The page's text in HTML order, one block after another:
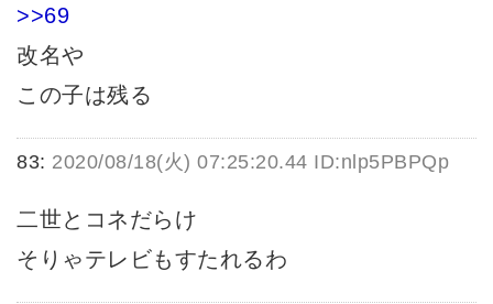
>>69
改名や
この子は残る
83: 2020/08/18(火) 07:25:20.44 ID:nlp5PBPQp
二世とコネだらけ
そりゃテレビもすたれるわ